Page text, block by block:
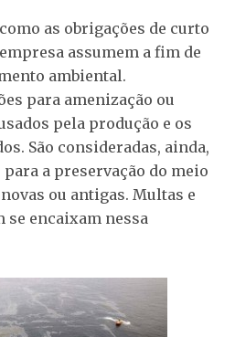
as obrigações de curto
assumem a fim de
ambiental.
para amenização ou
pela produção e os
São consideradas, ainda,
a preservação do meio
ou antigas. Multas e
se encaixam nessa